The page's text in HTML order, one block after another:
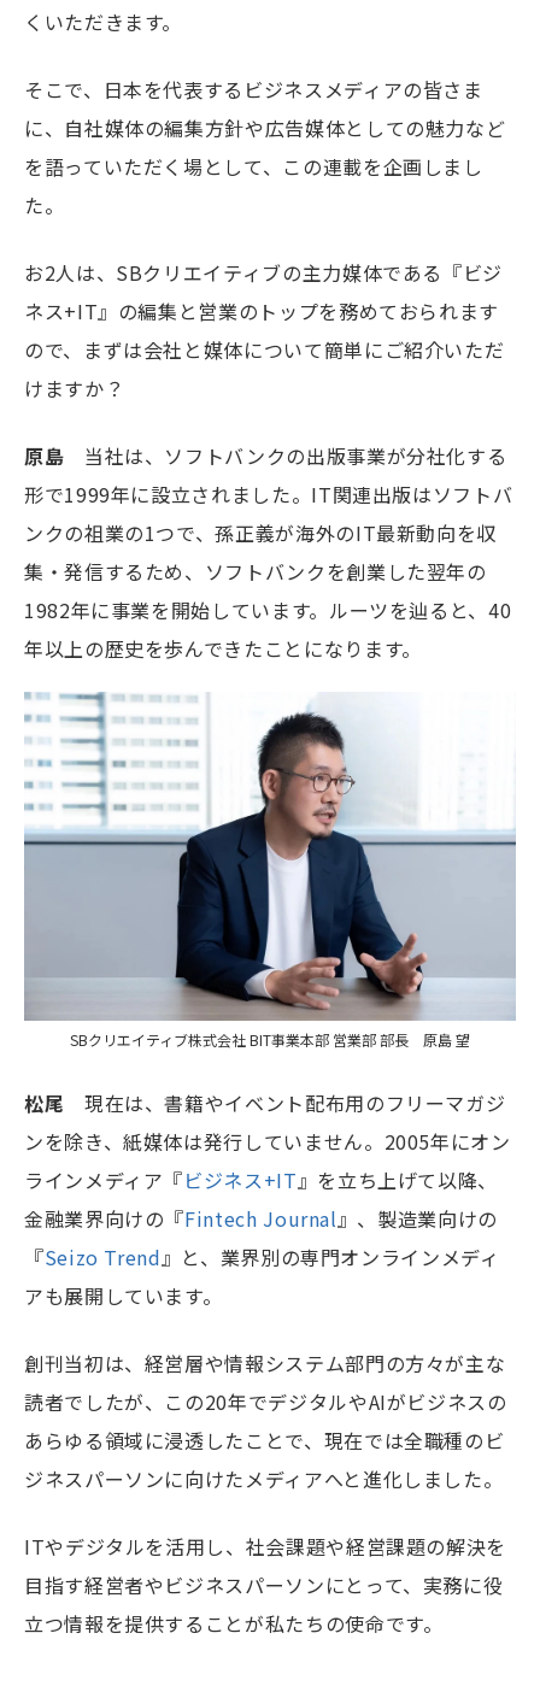
くいただきます。
そこで、日本を代表するビジネスメディアの皆さま
に、自社媒体の編集方針や広告媒体としての魅力など
を語っていただく場として、この連載を企画しまし
た。
お2人は、SBクリエイティブの主力媒体である『ビジ
ネス+IT』の編集と営業のトップを務めておられます
ので、まずは会社と媒体について簡単にご紹介いただ
けますか？
原島 当社は、ソフトバンクの出版事業が分社化する
形で1999年に設立されました。IT関連出版はソフトバ
ンクの祖業の1つで、孫正義が海外のIT最新動向を収
集・発信するため、ソフトバンクを創業した翌年の
1982年に事業を開始しています。ルーツを辿ると、40
年以上の歴史を歩んできたことになります。
SBクリエイティブ株式会社 BIT事業本部 営業部 部長 原島 望
松尾 現在は、書籍やイベント配布用のフリーマガジ
ンを除き、紙媒体は発行していません。2005年にオン
ラインメディア『ビジネス+IT 』を立ち上げて以降、
金融業界向けの『Fintech Journal 』、製造業向けの
『Seizo Trend 』と、業界別の専門オンラインメディ
アも展開しています。
創刊当初は、経営層や情報システム部門の方々が主な
読者でしたが、この20年でデジタルやAIがビジネスの
あらゆる領域に浸透したことで、現在では全職種のビ
ジネスパーソンに向けたメディアへと進化しました。
ITやデジタルを活用し、社会課題や経営課題の解決を
目指す経営者やビジネスパーソンにとって、実務に役
立つ情報を提供することが私たちの使命です。